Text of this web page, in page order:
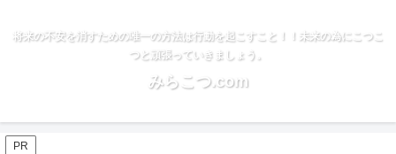
将来の不安を消すための唯一の方法は行動を起こすこと！！未来の為にこつこ
つと頑張っていきましょう。
みらこつ.com
PR